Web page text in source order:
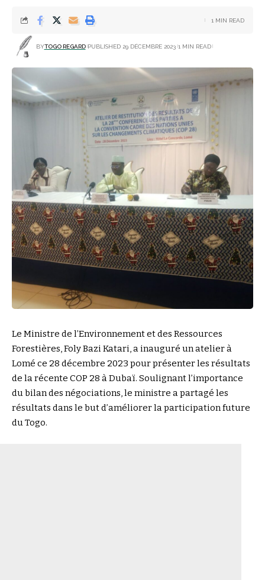
BYTOGO REGARD PUBLISHED 29 DÉCEMBRE 2023 1 MIN READ
1 MIN READ
Le Ministre de l’Environnement et des Ressources
Forestières, Foly Bazi Katari, a inauguré un atelier à
Lomé ce 28 décembre 2023 pour présenter les résultats
de la récente COP 28 à Dubaï. Soulignant l’importance
du bilan des négociations, le ministre a partagé les
résultats dans le but d’améliorer la participation future
du Togo.